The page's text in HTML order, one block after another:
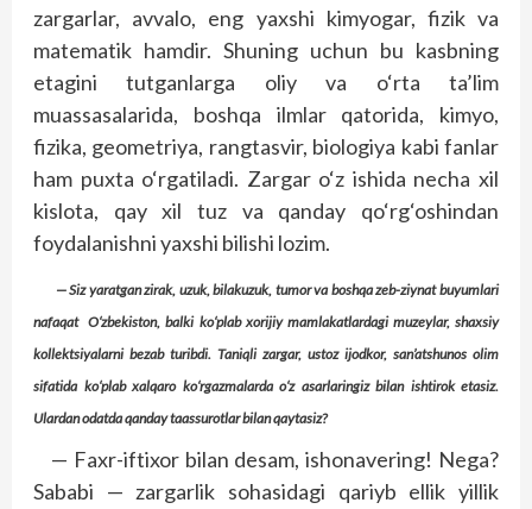
zargarlar, avvalo, eng yaxshi kimyogar, fizik va
matematik hamdir. Shuning uchun bu kasbning
etagini tutganlarga oliy va o‘rta ta’lim
muassasalarida, boshqa ilmlar qatorida, kimyo,
fizika, geometriya, rangtasvir, biologiya kabi fanlar
ham puxta o‘rgatiladi. Zargar o‘z ishida necha xil
kislota, qay xil tuz va qanday qo‘rg‘oshindan
foydalanishni yaxshi bilishi lozim.
— Siz yaratgan zirak, uzuk, bilakuzuk, tumor va boshqa zeb-ziynat buyumlari
nafaqat O‘zbekiston, balki ko‘plab xorijiy mamlakatlardagi muzeylar, shaxsiy
kollektsiyalarni bezab turibdi. Taniqli zargar, ustoz ijodkor, san’atshunos olim
sifatida ko‘plab xalqaro ko‘rgazmalarda o‘z asarlaringiz bilan ishtirok etasiz.
Ulardan odatda qanday taassurotlar bilan qaytasiz?
— Faxr-iftixor bilan desam, ishonavering! Nega?
Sababi — zargarlik sohasidagi qariyb ellik yillik